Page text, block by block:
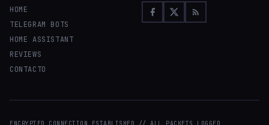
HOME
TELEGRAM BOTS
HOME ASSISTANT
REVIEWS
CONTACTO